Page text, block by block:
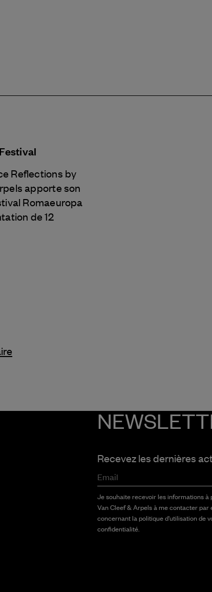
Reflections by
apporte son
Romaeuropa
de 12
Recevez les dernières
Email
Je souhaite recevoir les informations à
Van Cleef & Arpels à me contacter
concernant la politique d'utilisation de
confidentialité.